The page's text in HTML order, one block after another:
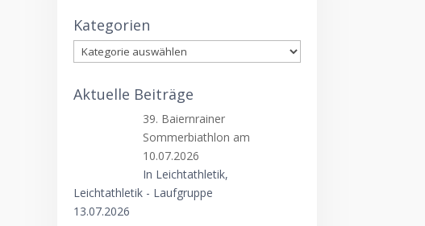
Kategorien
Kategorien
Aktuelle Beiträge
39. Baiernrainer
Sommerbiathlon am
10.07.2026
In Leichtathletik,
Leichtathletik - Laufgruppe
13.07.2026